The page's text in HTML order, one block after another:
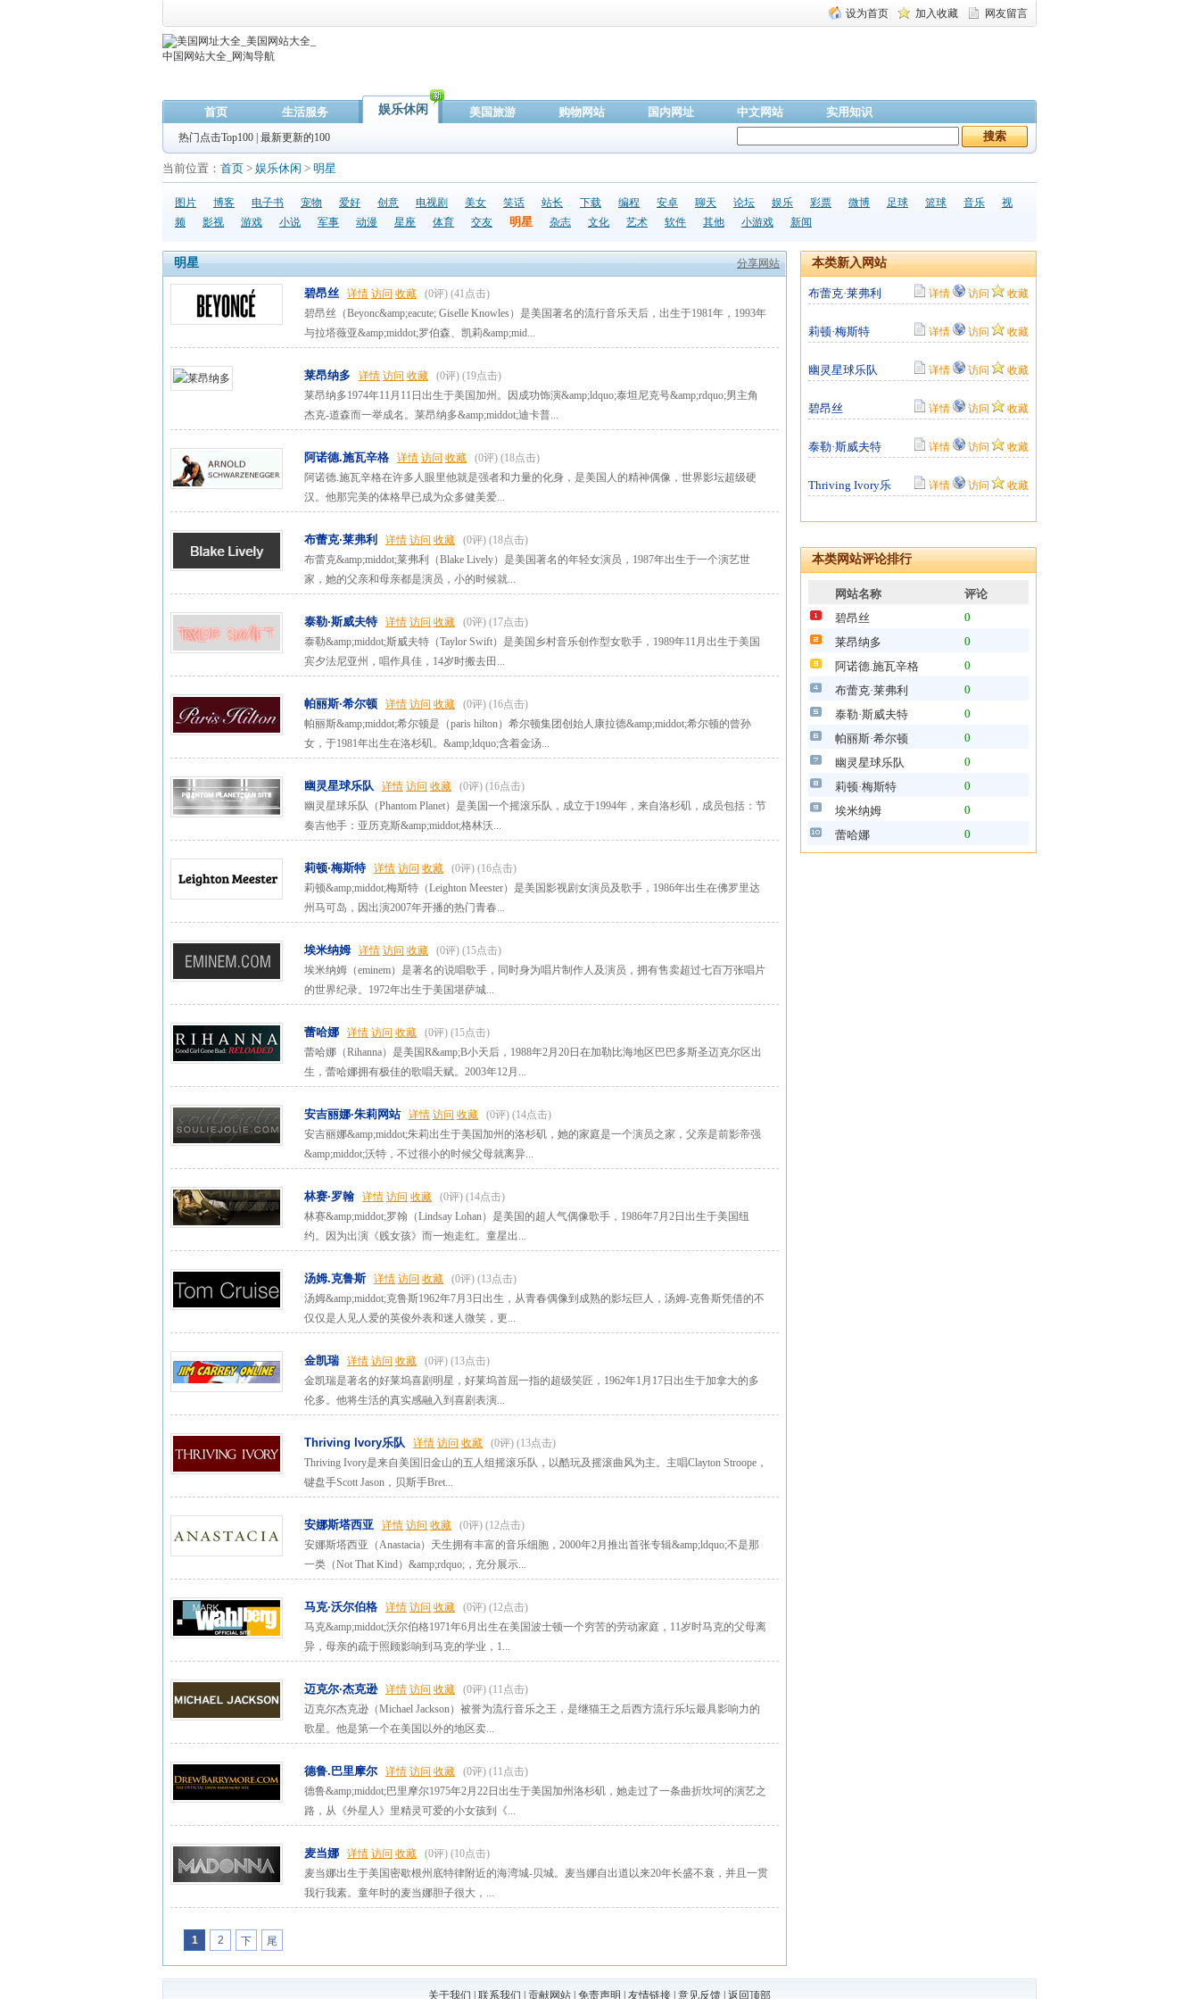
设为首页 加入收藏 网友留言
首页 生活服务 娱乐休闲 美国旅游 购物网站 国内网址 中文网站 实用知识
热门点击Top100 最新更新的100
当前位置： 首页 > 娱乐休闲 > 明星
图片 博客 电子书 宠物 爱好 创意 电视剧 美女 笑话 站长 下载 编程 安卓 聊天 论坛 娱乐 彩票 微博 足球 篮球 音乐
视
频
影视 游戏 小说 军事 动漫 星座 体育 交友 明星 杂志 文化 艺术 软件 其他 小游戏 新闻
明星 分享网站
碧昂丝 详情 访问 收藏 (0评) (41点击)
碧昂丝（Beyonc&amp;eacute; Giselle Knowles）是美国著名的流行音乐天后，出生于1981年，1993年
与拉塔薇亚&amp;middot;罗伯森、凯莉&amp;mid...
莱昂纳多 详情 访问 收藏 (0评) (19点击)
莱昂纳多1974年11月11日出生于美国加州。因成功饰演&amp;ldquo;泰坦尼克号&amp;rdquo;男主角
杰克-道森而一举成名。莱昂纳多&amp;middot;迪卡普...
阿诺德.施瓦辛格 详情 访问 收藏 (0评) (18点击)
阿诺德.施瓦辛格在许多人眼里他就是强者和力量的化身，是美国人的精神偶像，世界影坛超级硬
汉。他那完美的体格早已成为众多健美爱...
布蕾克·莱弗利 详情 访问 收藏 (0评) (18点击)
布蕾克&amp;middot;莱弗利（Blake Lively）是美国著名的年轻女演员，1987年出生于一个演艺世
家，她的父亲和母亲都是演员，小的时候就...
泰勒·斯威夫特 详情 访问 收藏 (0评) (17点击)
泰勒&amp;middot;斯威夫特（Taylor Swift）是美国乡村音乐创作型女歌手，1989年11月出生于美国
宾夕法尼亚州，唱作具佳，14岁时搬去田...
帕丽斯·希尔顿 详情 访问 收藏 (0评) (16点击)
帕丽斯&amp;middot;希尔顿是（paris hilton）希尔顿集团创始人康拉德&amp;middot;希尔顿的曾孙
女，于1981年出生在洛杉矶。&amp;ldquo;含着金汤...
幽灵星球乐队 详情 访问 收藏 (0评) (16点击)
幽灵星球乐队（Phantom Planet）是美国一个摇滚乐队，成立于1994年，来自洛杉矶，成员包括：节
奏吉他手：亚历克斯&amp;middot;格林沃...
莉顿·梅斯特 详情 访问 收藏 (0评) (16点击)
莉顿&amp;middot;梅斯特（Leighton Meester）是美国影视剧女演员及歌手，1986年出生在佛罗里达
州马可岛，因出演2007年开播的热门青春...
埃米纳姆 详情 访问 收藏 (0评) (15点击)
埃米纳姆（eminem）是著名的说唱歌手，同时身为唱片制作人及演员，拥有售卖超过七百万张唱片
的世界纪录。1972年出生于美国堪萨城...
蕾哈娜 详情 访问 收藏 (0评) (15点击)
蕾哈娜（Rihanna）是美国R&amp;B小天后，1988年2月20日在加勒比海地区巴巴多斯圣迈克尔区出
生，蕾哈娜拥有极佳的歌唱天赋。2003年12月...
安吉丽娜·朱莉网站 详情 访问 收藏 (0评) (14点击)
安吉丽娜&amp;middot;朱莉出生于美国加州的洛杉矶，她的家庭是一个演员之家，父亲是前影帝强
&amp;middot;沃特，不过很小的时候父母就离异...
林赛·罗翰 详情 访问 收藏 (0评) (14点击)
林赛&amp;middot;罗翰（Lindsay Lohan）是美国的超人气偶像歌手，1986年7月2日出生于美国纽
约。因为出演《贱女孩》而一炮走红。童星出...
汤姆.克鲁斯 详情 访问 收藏 (0评) (13点击)
汤姆&amp;middot;克鲁斯1962年7月3日出生，从青春偶像到成熟的影坛巨人，汤姆-克鲁斯凭借的不
仅仅是人见人爱的英俊外表和迷人微笑，更...
金凯瑞 详情 访问 收藏 (0评) (13点击)
金凯瑞是著名的好莱坞喜剧明星，好莱坞首屈一指的超级笑匠，1962年1月17日出生于加拿大的多
伦多。他将生活的真实感融入到喜剧表演...
Thriving Ivory乐队 详情 访问 收藏 (0评) (13点击)
Thriving Ivory是来自美国旧金山的五人组摇滚乐队，以酷玩及摇滚曲风为主。主唱Clayton Stroope，
键盘手Scott Jason，贝斯手Bret...
安娜斯塔西亚 详情 访问 收藏 (0评) (12点击)
安娜斯塔西亚（Anastacia）天生拥有丰富的音乐细胞，2000年2月推出首张专辑&amp;ldquo;不是那
一类（Not That Kind）&amp;rdquo;，充分展示...
马克·沃尔伯格 详情 访问 收藏 (0评) (12点击)
马克&amp;middot;沃尔伯格1971年6月出生在美国波士顿一个穷苦的劳动家庭，11岁时马克的父母离
异，母亲的疏于照顾影响到马克的学业，1...
迈克尔·杰克逊 详情 访问 收藏 (0评) (11点击)
迈克尔杰克逊（Michael Jackson）被誉为流行音乐之王，是继猫王之后西方流行乐坛最具影响力的
歌星。他是第一个在美国以外的地区卖...
德鲁.巴里摩尔 详情 访问 收藏 (0评) (11点击)
德鲁&amp;middot;巴里摩尔1975年2月22日出生于美国加州洛杉矶，她走过了一条曲折坎坷的演艺之
路，从《外星人》里精灵可爱的小女孩到《...
麦当娜 详情 访问 收藏 (0评) (10点击)
麦当娜出生于美国密歇根州底特律附近的海湾城-贝城。麦当娜自出道以来20年长盛不衰，并且一贯
我行我素。童年时的麦当娜胆子很大，...
1 2
下
尾
本类新入网站
布蕾克·莱弗利 详情 访问 收藏
莉顿·梅斯特 详情 访问 收藏
幽灵星球乐队 详情 访问 收藏
碧昂丝 详情 访问 收藏
泰勒·斯威夫特 详情 访问 收藏
Thriving Ivory乐 详情 访问 收藏
本类网站评论排行
网站名称
评论
碧昂丝
0
莱昂纳多
0
阿诺德.施瓦辛格
0
布蕾克·莱弗利
0
泰勒·斯威夫特
0
帕丽斯·希尔顿
0
幽灵星球乐队
0
莉顿·梅斯特
0
埃米纳姆
0
蕾哈娜
0
关于我们 联系我们 贡献网站 免责声明 友情链接 意见反馈 返回顶部